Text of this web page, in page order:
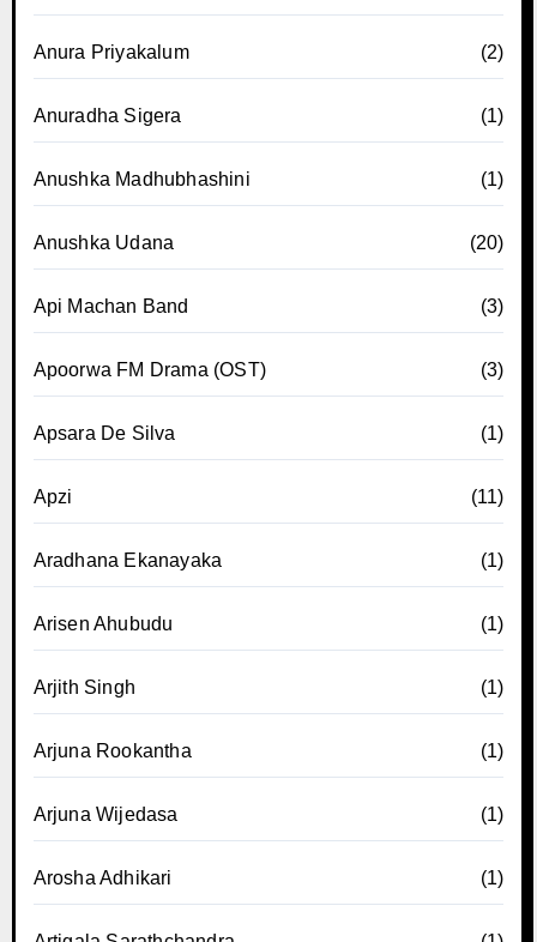
Anura Priyakalum (2)
Anuradha Sigera (1)
Anushka Madhubhashini (1)
Anushka Udana (20)
Api Machan Band (3)
Apoorwa FM Drama (OST) (3)
Apsara De Silva (1)
Apzi (11)
Aradhana Ekanayaka (1)
Arisen Ahubudu (1)
Arjith Singh (1)
Arjuna Rookantha (1)
Arjuna Wijedasa (1)
Arosha Adhikari (1)